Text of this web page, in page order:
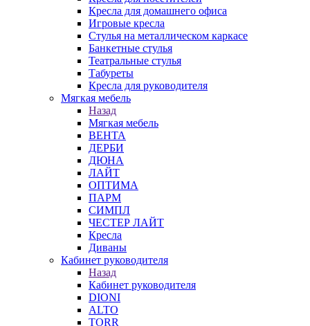
Кресла для домашнего офиса
Игровые кресла
Стулья на металлическом каркасе
Банкетные стулья
Театральные стулья
Табуреты
Кресла для руководителя
Мягкая мебель
Назад
Мягкая мебель
ВЕНТА
ДЕРБИ
ДЮНА
ЛАЙТ
ОПТИМА
ПАРМ
СИМПЛ
ЧЕСТЕР ЛАЙТ
Кресла
Диваны
Кабинет руководителя
Назад
Кабинет руководителя
DIONI
ALTO
TORR